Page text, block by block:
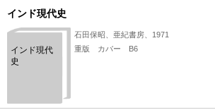
インド現代史
インド現代
史
石田保昭、亜紀書房、1971
重版 カバー B6